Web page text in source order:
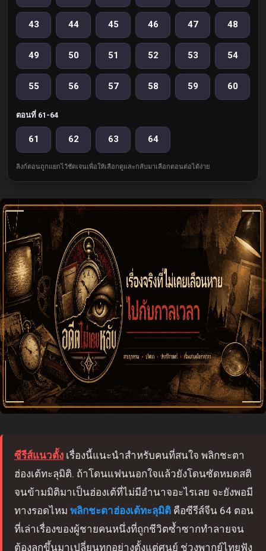
43 44 45 46 47 48
49 50 51 52 53 54
55 56 57 58 59 60
ตอนที่ 61-64
61 62 63 64
ลิงก์ตอนถูกแยกไว้ชัดเจนเพื่อให้เลือกดูและกลับมาเลือกตอนต่อได้ง่าย
ซีรีส์แนวตั้ง เรื่องนี้แนะนำสำหรับคนที่สนใจ พลิกชะตา
ฮ่องเต้ทะลุมิติ. ถ้าโดนแฟนนอกใจแล้วยังโดนซัดหมดสติ
จนข้ามมิติมาเป็นฮ่องเต้ที่ไม่มีอำนาจอะไรเลย จะยังพอมี
ทางรอดไหม พลิกชะตาฮ่องเต้ทะลุมิติ คือซีรีส์จีน 64 ตอน
ที่เล่าเรื่องของผู้ชายคนหนึ่งที่ถูกชีวิตซ้ำซากทำลายจน
ต้องลุกขึ้นมาเปลี่ยนทุกอย่างตั้งแต่ศูนย์ ช่วงพากย์ไทยฟัง